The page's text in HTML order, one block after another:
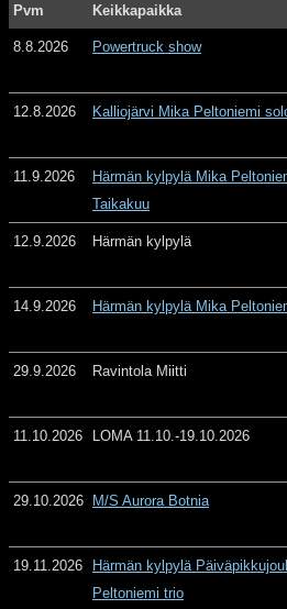
Pvm Keikkapaikka
8.8.2026 Powertruck show
12.8.2026 Kalliojärvi Mika Peltoniemi
11.9.2026
Härmän kylpylä Mika
Taikakuu
12.9.2026 Härmän kylpylä
14.9.2026 Härmän kylpylä Mika
29.9.2026 Ravintola Miitti
11.10.2026 LOMA 11.10.-19.10.2026
29.10.2026 M/S Aurora Botnia
19.11.2026
Härmän kylpylä
Peltoniemi trio